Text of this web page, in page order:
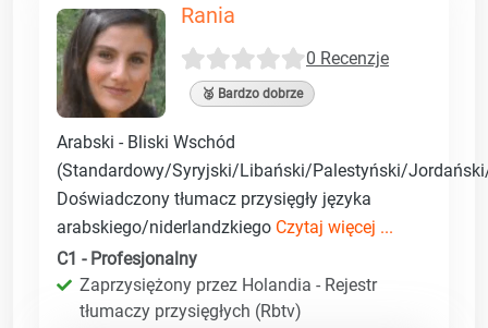
Rania
0 Recenzje
🥈 Bardzo dobrze
Arabski - Bliski Wschód
(Standardowy/Syryjski/Libański/Palestyński/
Doświadczony tłumacz przysięgły języka
arabskiego/niderlandzkiego Czytaj więcej ...
C1 - Profesjonalny
Zaprzysiężony przez Holandia - Rejestr
tłumaczy przysięgłych (Rbtv)